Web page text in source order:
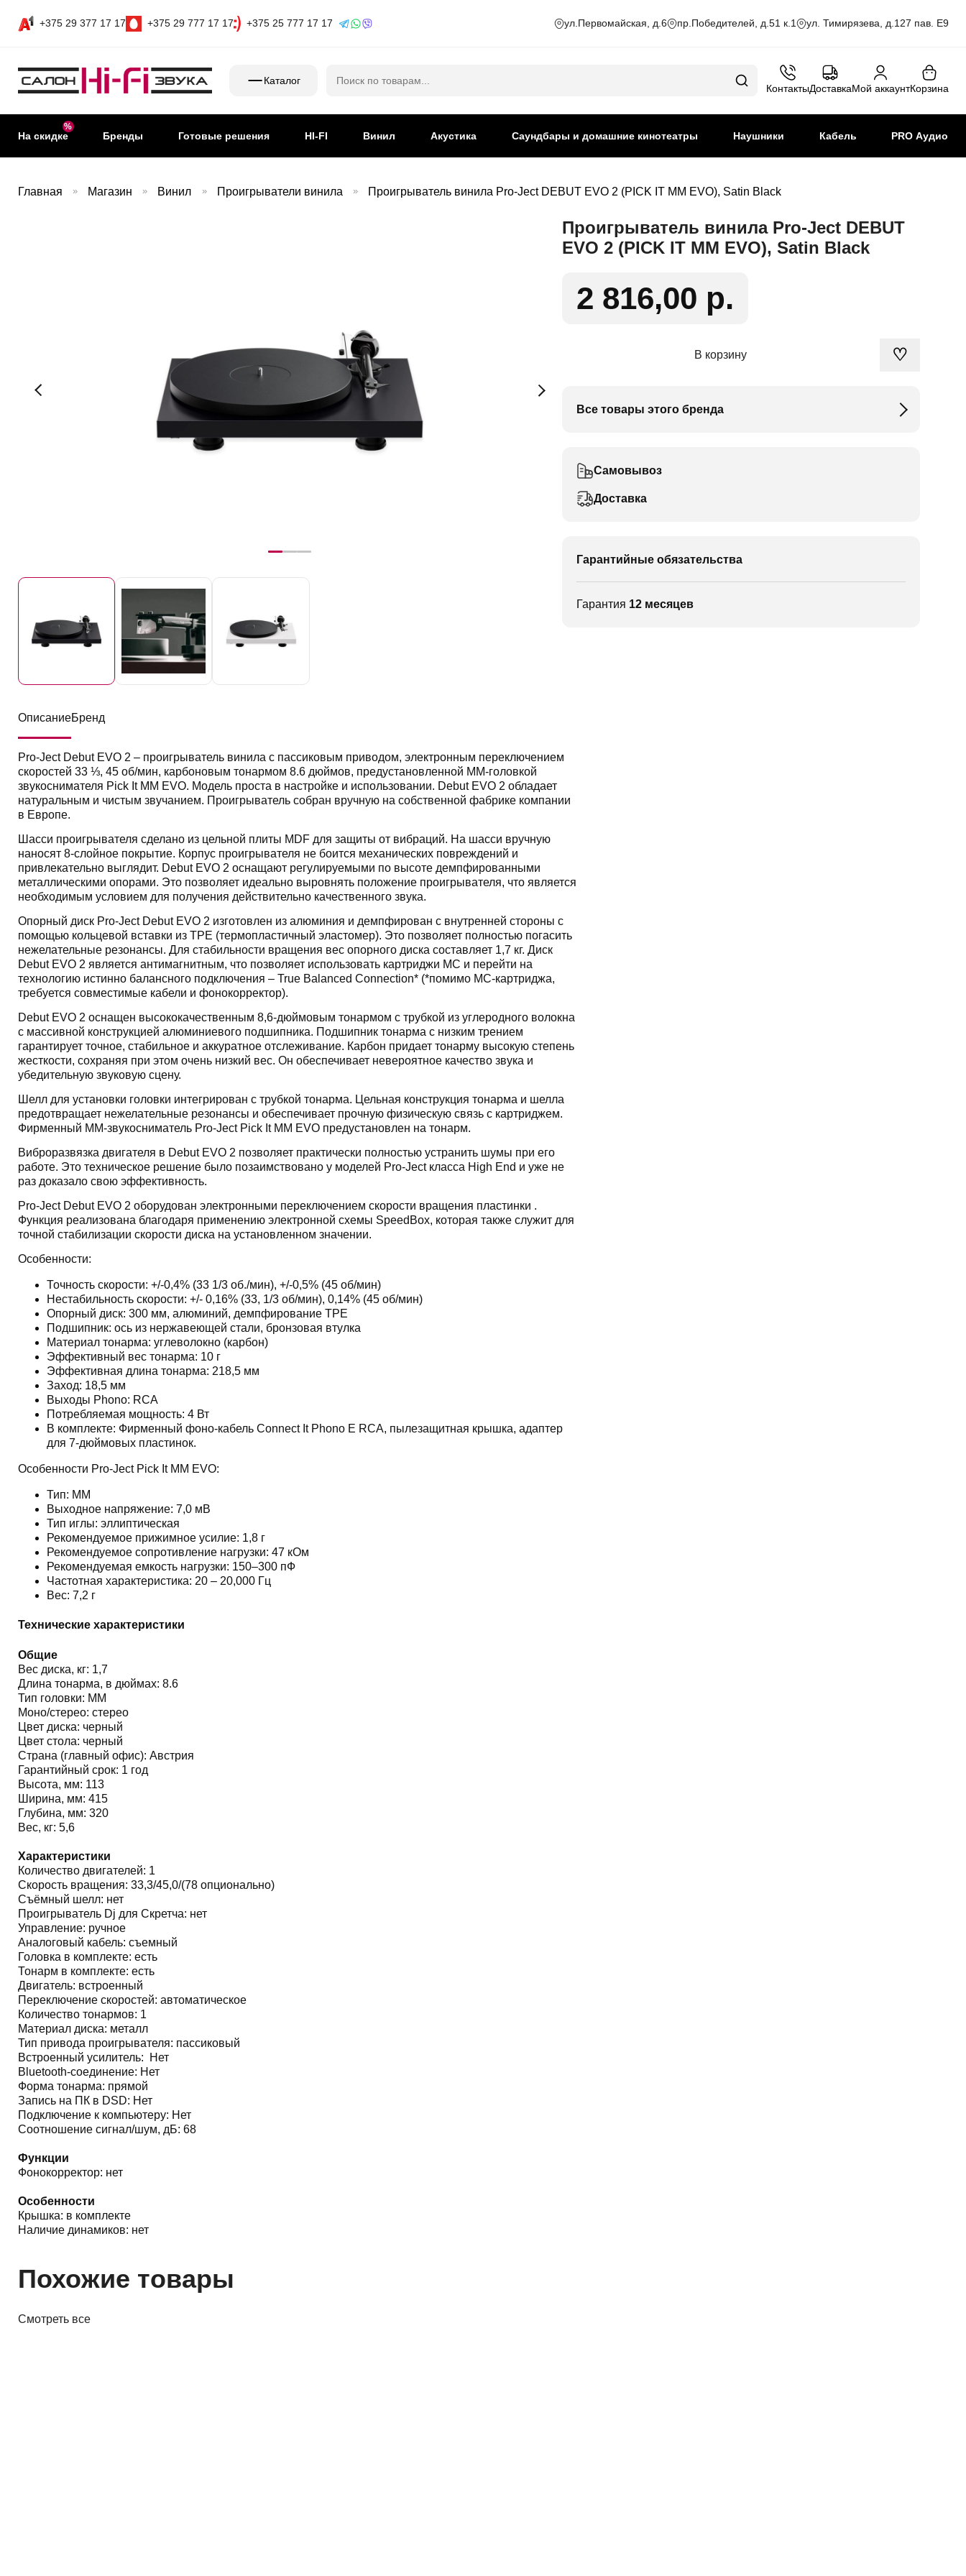
+375 29 377 17 17 +375 29 777 17 17 +375 25 777 17 17 ул.Первомайская, д.6 пр.Победителей, д.51 к.1 ул. Тимирязева, д.127 пав. Е9
Каталог
КонтактыДоставкаМой аккаунтКорзина
На скидке Бренды Готовые решения HI-FI Винил Акустика Саундбары и домашние кинотеатры Наушники Кабель PRO Аудио
Главная » Магазин » Винил » Проигрыватели винила » Проигрыватель винила Pro-Ject DEBUT EVO 2 (PICK IT MM EVO), Satin Black
Проигрыватель винила Pro-Ject DEBUT
EVO 2 (PICK IT MM EVO), Satin Black
2 816,00 р.
В корзину ♡
Все товары этого бренда
Самовывоз
Доставка
Гарантийные обязательства
Гарантия 12 месяцев
ОписаниеБренд
Pro-Ject Debut EVO 2 – проигрыватель винила с пассиковым приводом, электронным переключением
скоростей 33 ⅓, 45 об/мин, карбоновым тонармом 8.6 дюймов, предустановленной MM-головкой
звукоснимателя Pick It MM EVO. Модель проста в настройке и использовании. Debut EVO 2 обладает
натуральным и чистым звучанием. Проигрыватель собран вручную на собственной фабрике компании
в Европе.
Шасси проигрывателя сделано из цельной плиты MDF для защиты от вибраций. На шасси вручную
наносят 8-слойное покрытие. Корпус проигрывателя не боится механических повреждений и
привлекательно выглядит. Debut EVO 2 оснащают регулируемыми по высоте демпфированными
металлическими опорами. Это позволяет идеально выровнять положение проигрывателя, что является
необходимым условием для получения действительно качественного звука.
Опорный диск Pro-Ject Debut EVO 2 изготовлен из алюминия и демпфирован с внутренней стороны с
помощью кольцевой вставки из TPE (термопластичный эластомер). Это позволяет полностью погасить
нежелательные резонансы. Для стабильности вращения вес опорного диска составляет 1,7 кг. Диск
Debut EVO 2 является антимагнитным, что позволяет использовать картриджи MC и перейти на
технологию истинно балансного подключения – True Balanced Connection* (*помимо MC-картриджа,
требуется совместимые кабели и фонокорректор).
Debut EVO 2 оснащен высококачественным 8,6-дюймовым тонармом с трубкой из углеродного волокна
с массивной конструкцией алюминиевого подшипника. Подшипник тонарма с низким трением
гарантирует точное, стабильное и аккуратное отслеживание. Карбон придает тонарму высокую степень
жесткости, сохраняя при этом очень низкий вес. Он обеспечивает невероятное качество звука и
убедительную звуковую сцену.
Шелл для установки головки интегрирован с трубкой тонарма. Цельная конструкция тонарма и шелла
предотвращает нежелательные резонансы и обеспечивает прочную физическую связь с картриджем.
Фирменный MM-звукосниматель Pro-Ject Pick It MM EVO предустановлен на тонарм.
Виброразвязка двигателя в Debut EVO 2 позволяет практически полностью устранить шумы при его
работе. Это техническое решение было позаимствовано у моделей Pro-Ject класса High End и уже не
раз доказало свою эффективность.
Pro-Ject Debut EVO 2 оборудован электронными переключением скорости вращения пластинки .
Функция реализована благодаря применению электронной схемы SpeedBox, которая также служит для
точной стабилизации скорости диска на установленном значении.
Особенности:
Точность скорости: +/-0,4% (33 1/3 об./мин), +/-0,5% (45 об/мин)
Нестабильность скорости: +/- 0,16% (33, 1/3 об/мин), 0,14% (45 об/мин)
Опорный диск: 300 мм, алюминий, демпфирование TPE
Подшипник: ось из нержавеющей стали, бронзовая втулка
Материал тонарма: углеволокно (карбон)
Эффективный вес тонарма: 10 г
Эффективная длина тонарма: 218,5 мм
Заход: 18,5 мм
Выходы Phono: RCA
Потребляемая мощность: 4 Вт
В комплекте: Фирменный фоно-кабель Connect It Phono E RCA, пылезащитная крышка, адаптер
для 7-дюймовых пластинок.
Особенности Pro-Ject Pick It MM EVO:
Тип: ММ
Выходное напряжение: 7,0 мВ
Тип иглы: эллиптическая
Рекомендуемое прижимное усилие: 1,8 г
Рекомендуемое сопротивление нагрузки: 47 кОм
Рекомендуемая емкость нагрузки: 150–300 пФ
Частотная характеристика: 20 – 20,000 Гц
Вес: 7,2 г
Технические характеристики
Общие
Вес диска, кг: 1,7
Длина тонарма, в дюймах: 8.6
Тип головки: MM
Моно/стерео: стерео
Цвет диска: черный
Цвет стола: черный
Страна (главный офис): Австрия
Гарантийный срок: 1 год
Высота, мм: 113
Ширина, мм: 415
Глубина, мм: 320
Вес, кг: 5,6
Характеристики
Количество двигателей: 1
Скорость вращения: 33,3/45,0/(78 опционально)
Съёмный шелл: нет
Проигрыватель Dj для Скретча: нет
Управление: ручное
Аналоговый кабель: съемный
Головка в комплекте: есть
Тонарм в комплекте: есть
Двигатель: встроенный
Переключение скоростей: автоматическое
Количество тонармов: 1
Материал диска: металл
Тип привода проигрывателя: пассиковый
Встроенный усилитель: Нет
Bluetooth-соединение: Нет
Форма тонарма: прямой
Запись на ПК в DSD: Нет
Подключение к компьютеру: Нет
Соотношение сигнал/шум, дБ: 68
Функции
Фонокорректор: нет
Особенности
Крышка: в комплекте
Наличие динамиков: нет
Похожие товары
Смотреть все